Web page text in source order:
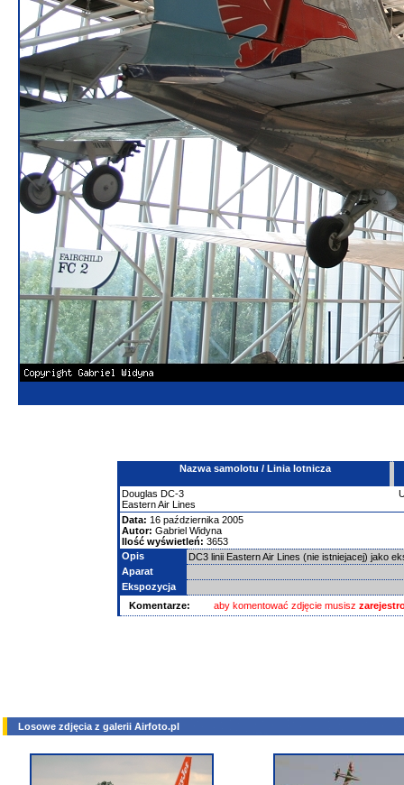
Nazwa samolotu / Linia lotnicza
Douglas DC-3
Eastern Air Lines
Data: 16 października 2005
Autor: Gabriel Widyna
Ilość wyświetleń: 3653
Opis
DC3 linii Eastern Air Lines (nie istniejacej) jako
Aparat
Ekspozycja
Komentarze:
aby komentować zdjęcie musisz
Losowe zdjęcia z galerii Airfoto.pl